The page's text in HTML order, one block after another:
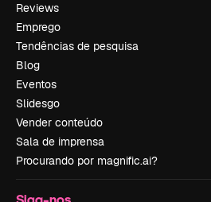
Reviews
Emprego
Tendências de pesquisa
Blog
Eventos
Slidesgo
Vender conteúdo
Sala de imprensa
Procurando por magnific.ai?